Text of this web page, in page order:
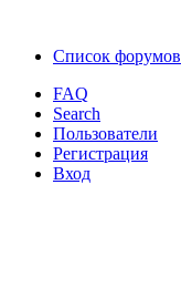
Список форумов
FAQ
Search
Пользователи
Регистрация
Вход